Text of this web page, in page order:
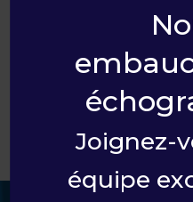
Dr. Dalibor
Bio coming soon.
Joignez-
équipe